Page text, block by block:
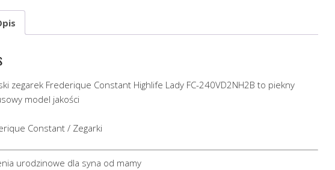
zegarek Frederique Constant Highlife Lady FC-240VD2NH2B to piekny
model jakości
Constant / Zegarki
urodzinowe dla syna od mamy